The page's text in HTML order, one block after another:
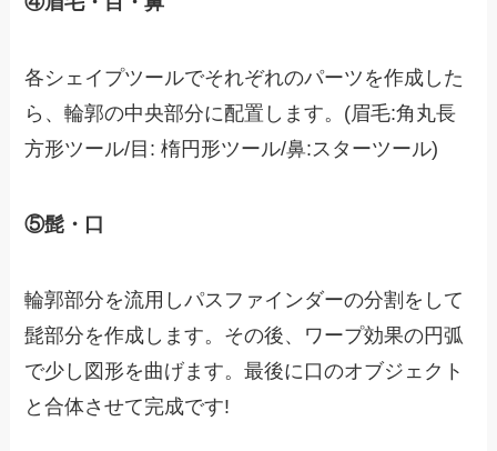
各シェイプツールでそれぞれのパーツを作成した
ら、輪郭の中央部分に配置します。(眉毛:角丸長
方形ツール/目: 楕円形ツール/鼻:スターツール)
⑤髭・口
輪郭部分を流用しパスファインダーの分割をして
髭部分を作成します。その後、ワープ効果の円弧
で少し図形を曲げます。最後に口のオブジェクト
と合体させて完成です!